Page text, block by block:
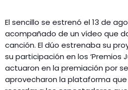
El sencillo se estrenó el 13 de
acompañado de un vídeo que
canción. El dúo estrenaba su
su participación en los ‘Premios
actuaron en la premiación por
aprovecharon la plataforma